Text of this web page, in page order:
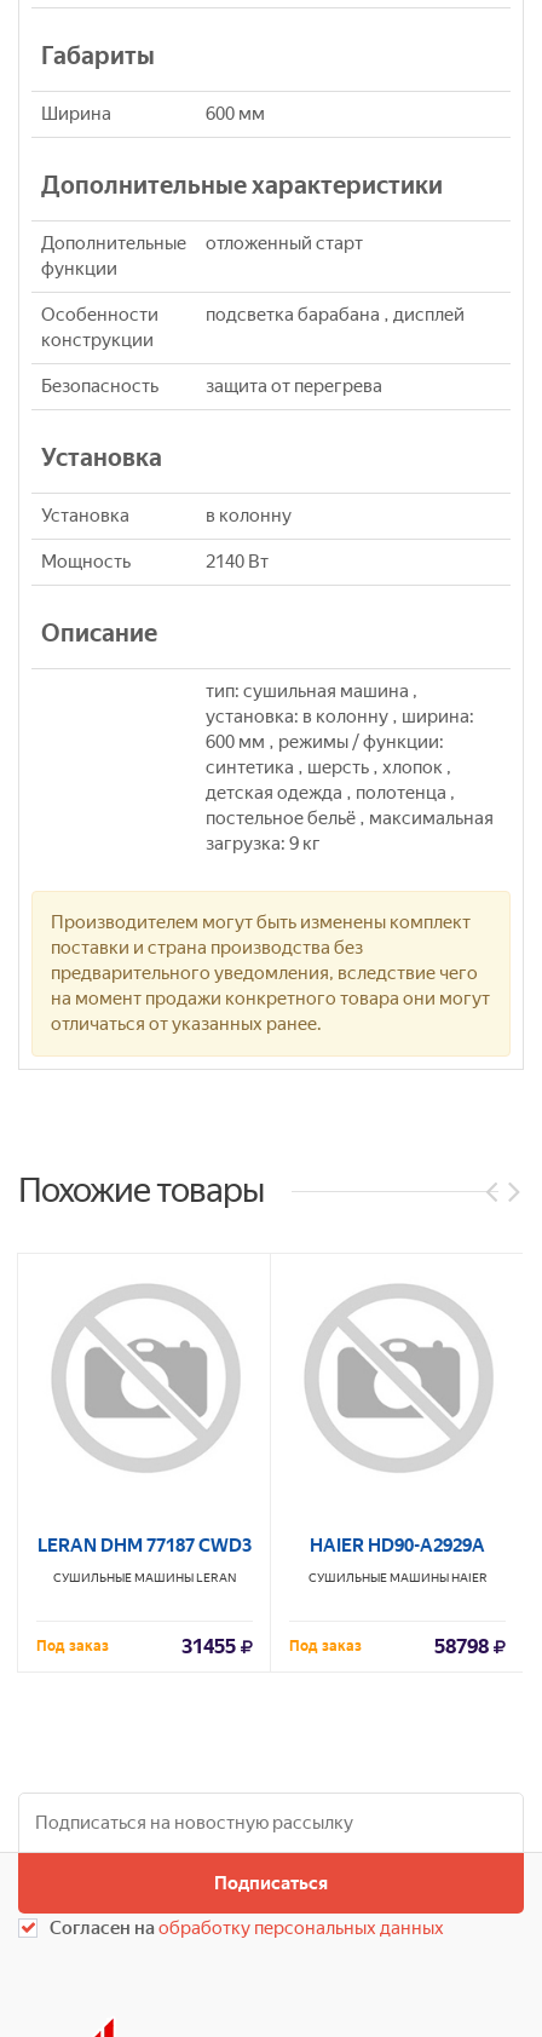
Габариты
Ширина 600 мм
Дополнительные характеристики
Дополнительные
функции
отложенный старт
Особенности
конструкции
подсветка барабана , дисплей
Безопасность защита от перегрева
Установка
Установка в колонну
Мощность 2140 Вт
Описание
тип: сушильная машина ,
установка: в колонну , ширина:
600 мм , режимы / функции:
синтетика , шерсть , хлопок ,
детская одежда , полотенца ,
постельное бельё , максимальная
загрузка: 9 кг
Производителем могут быть изменены комплект
поставки и страна производства без
предварительного уведомления, вследствие чего
на момент продажи конкретного товара они могут
отличаться от указанных ранее.
Похожие товары
LERAN DHM 77187 CWD3
СУШИЛЬНЫЕ МАШИНЫLERAN
Под заказ 31455
HAIER HD90-A2929A
СУШИЛЬНЫЕ МАШИНЫ HAIER
Под заказ 58798
Подписаться
Согласен наобработку персональных данных